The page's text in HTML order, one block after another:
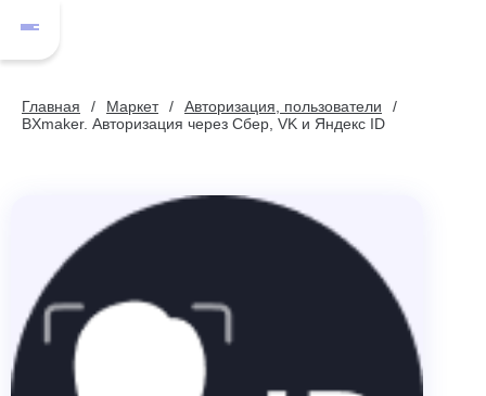
Главная Маркет
Авторизация, пользователи
BXmaker. Авторизация через Сбер, VK и Яндекс ID